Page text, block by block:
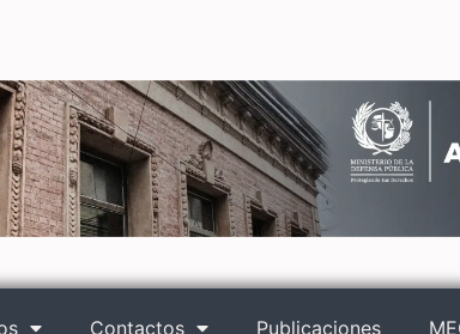
Contactos Publicaciones